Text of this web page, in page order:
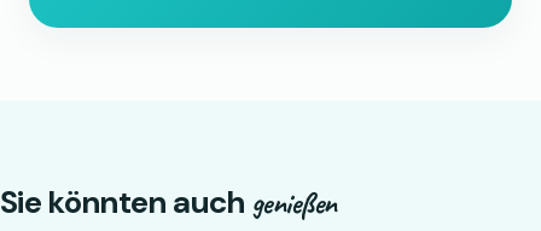
Sie könnten auch genießen